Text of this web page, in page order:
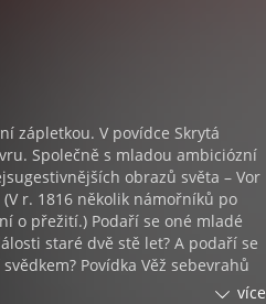
zápletkou. V povídce Skrytá
Společně s mladou ambiciózní
obrazů světa – Vor
r. 1816 několik námořníků po
o přežití.) Podaří se oné mladé
staré dvě stě let? A podaří se
Povídka Věž sebevrahů
a jak na podobné lidi působívíce